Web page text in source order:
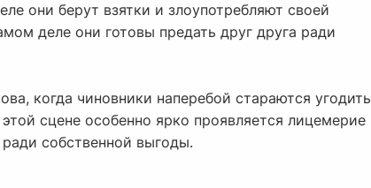
они берут взятки и злоупотребляют своей
деле они готовы предать друг друга ради
когда чиновники наперебой стараются угодить
сцене особенно ярко проявляется лицемерие
собственной выгоды.